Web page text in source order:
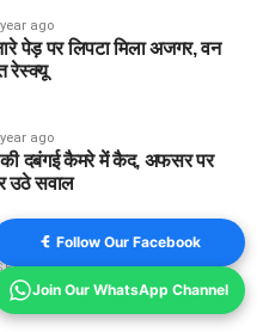
ago
पेड़ पर लिपटा मिला अजगर, वन
रेस्क्यू
ago
की दबंगई कैमरे में कैद, अफसर पर
उठे सवाल
Follow Our Facebook
Join Our WhatsApp Channel